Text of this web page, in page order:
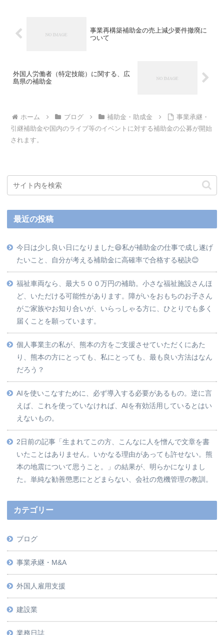
事業再構築補助金の売上減少要件撤廃に
ついて
外国人労働者（特定技能）に関する、広
島県の補助金
ホーム ブログ 補助金・助成金
事業承継・
引継補助金や国内のライブ等のイベントに対する補助金の公募が開始
されます。
最近の投稿
今日は少し良い日になりました😄私が補助金の仕事で成し遂げ
たいこと、自分が考える補助金に高確率で合格する秘訣😊
福祉車両なら、最大５００万円の補助。小さな福祉施設さんほ
ど、いただける可能性があります。障がいをおもちのお子さん
がご家族やお知り合いが、いらっしゃる方に、ひとりでも多く
届くことを願っています。
個人事業主の私が、熊本の方をご支援させていただくにあた
り、熊本の方にとっても、私にとっても、最も良い方法はなん
だろう？
AIを使いこなすために、必ず導入する必要があるもの。逆に言
えば、これを使っていなければ、AIを有効活用しているとはい
えないもの。
2日前の記事「生まれてこの方、こんなに人を憎んで文章を書
いたことはありません。いかなる理由があっても許せない。熊
本の地震について思うこと。」の結果が、明らかになりまし
た。単純な勧善懲悪にとどまらない、会社の危機管理の教訓。
カテゴリー
ブログ
事業承継・M&A
外国人雇用支援
建設業
業務日誌